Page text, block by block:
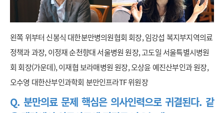
왼쪽 위부터 신봉식 대한분만병의원협회 회장, 임강섭 복지부지역의료
정책과 과장, 이정재 순천향대 서울병원 원장, 고도일 서울특별시병원
회 회장(가운데), 이재협 보라매병원 원장, 오상윤 예진산부인과 원장,
오수영 대한산부인과학회 분만인프라TF 위원장
Q. 분만의료 문제 핵심은 의사인력으로 귀결된다. 같